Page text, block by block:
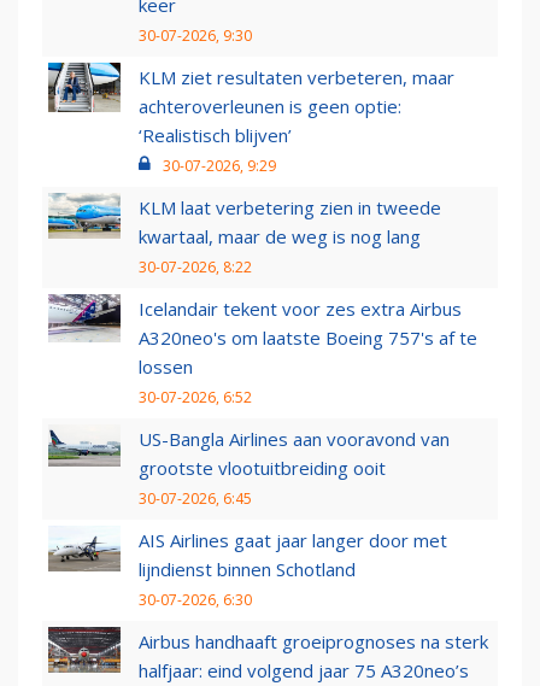
keer
30-07-2026, 9:30
KLM ziet resultaten verbeteren, maar
achteroverleunen is geen optie:
‘Realistisch blijven’
30-07-2026, 9:29
KLM laat verbetering zien in tweede
kwartaal, maar de weg is nog lang
30-07-2026, 8:22
Icelandair tekent voor zes extra Airbus
A320neo's om laatste Boeing 757's af te
lossen
30-07-2026, 6:52
US-Bangla Airlines aan vooravond van
grootste vlootuitbreiding ooit
30-07-2026, 6:45
AIS Airlines gaat jaar langer door met
lijndienst binnen Schotland
30-07-2026, 6:30
Airbus handhaaft groeiprognoses na sterk
halfjaar: eind volgend jaar 75 A320neo’s